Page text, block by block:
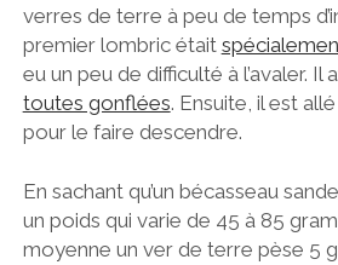
verres de terre à peu de temps
premier lombric était
eu un peu de difficulté à l’avaler. Il
toutes gonflées. Ensuite, il est
pour le faire descendre.
En sachant qu’un bécasseau
un poids qui varie de 45 à 85
moyenne un ver de terre pèse 5